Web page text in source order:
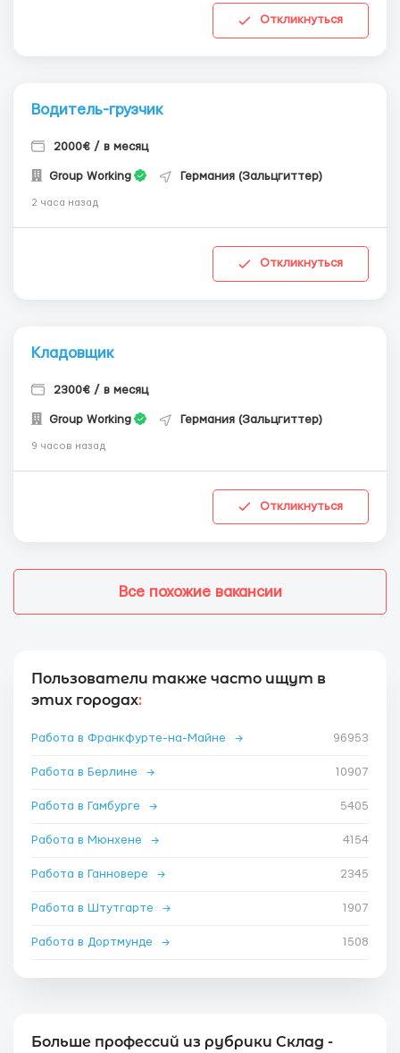
Откликнуться
Водитель-грузчик
2000€ / в месяц
Group Working Германия (Зальцгиттер)
2 часа назад
Откликнуться
Кладовщик
2300€ / в месяц
Group Working Германия (Зальцгиттер)
9 часов назад
Откликнуться
Все похожие вакансии
Пользователи также часто ищут в
этих городах:
Работа в Франкфурте-на-Майне → 96953
Работа в Берлине → 10907
Работа в Гамбурге → 5405
Работа в Мюнхене → 4154
Работа в Ганновере → 2345
Работа в Штутгарте → 1907
Работа в Дортмунде → 1508
Больше профессий из рубрики Склад -